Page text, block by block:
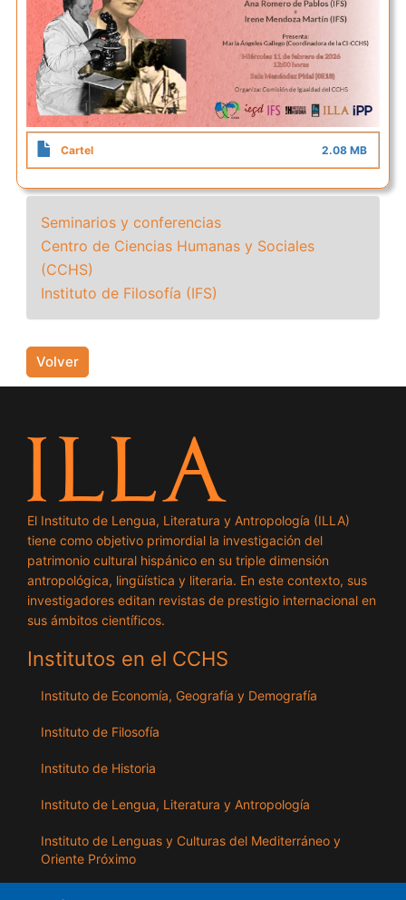
Cartel 2.08 MB
Seminarios y conferencias
Centro de Ciencias Humanas y Sociales
(CCHS)
Instituto de Filosofía (IFS)
Volver
El Instituto de Lengua, Literatura y Antropología (ILLA)
tiene como objetivo primordial la investigación del
patrimonio cultural hispánico en su triple dimensión
antropológica, lingüística y literaria. En este contexto, sus
investigadores editan revistas de prestigio internacional en
sus ámbitos científicos.
Institutos en el CCHS
Instituto de Economía, Geografía y Demografía
Instituto de Filosofía
Instituto de Historia
Instituto de Lengua, Literatura y Antropología
Instituto de Lenguas y Culturas del Mediterráneo y
Oriente Próximo